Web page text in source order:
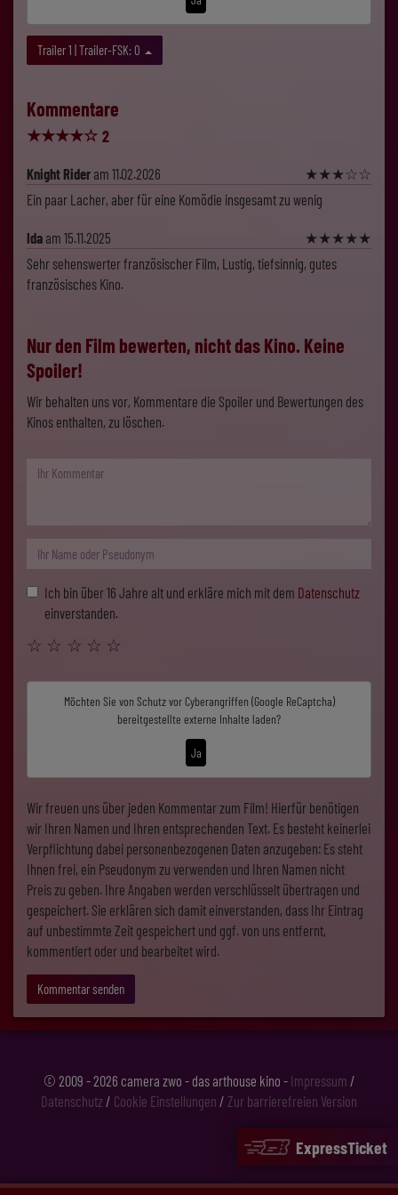
ExpressTicket
Trailer 1 | Trailer-FSK: 0
Kommentare
★★★★☆ 2
Knight Rideram 11.02.2026 ★★★☆☆
Ein paar Lacher, aber für eine Komödie insgesamt zu wenig
Idaam 15.11.2025 ★★★★★
Sehr sehenswerter französischer Film, Lustig, tiefsinnig, gutes
französisches Kino.
Nur den Film bewerten, nicht das Kino. Keine
Spoiler!
Wir behalten uns vor, Kommentare die Spoiler und Bewertungen des
Kinos enthalten, zu löschen.
Ich bin über 16 Jahre alt und erkläre mich mit dem Datenschutz
einverstanden.
☆
☆
☆
☆
☆
Möchten Sie von Schutz vor Cyberangriffen (Google ReCaptcha)
bereitgestellte externe Inhalte laden?
Ja
Wir freuen uns über jeden Kommentar zum Film! Hierfür benötigen
wir Ihren Namen und Ihren entsprechenden Text. Es besteht keinerlei
Verpflichtung dabei personenbezogenen Daten anzugeben: Es steht
Ihnen frei, ein Pseudonym zu verwenden und Ihren Namen nicht
Preis zu geben. Ihre Angaben werden verschlüsselt übertragen und
gespeichert. Sie erklären sich damit einverstanden, dass Ihr Eintrag
auf unbestimmte Zeit gespeichert und ggf. von uns entfernt,
kommentiert oder und bearbeitet wird.
Kommentar senden
© 2009 - 2026 camera zwo - das arthouse kino - Impressum /
Datenschutz / Cookie Einstellungen / Zur barrierefreien Version